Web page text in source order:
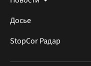
Досье
StopCor Радар